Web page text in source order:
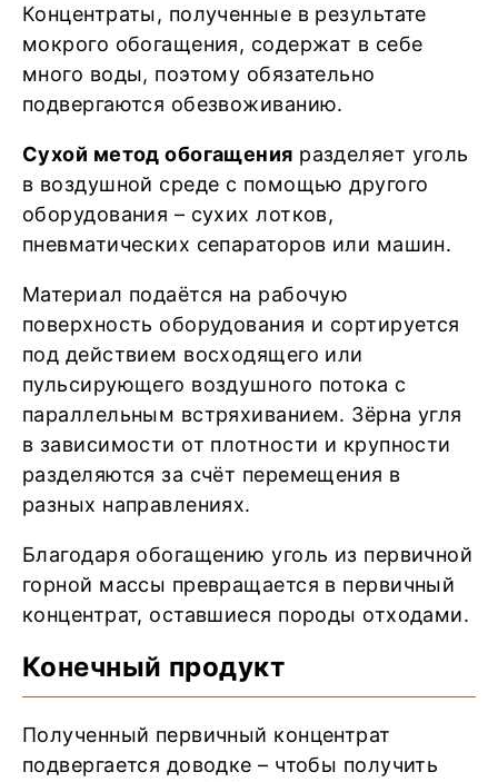
Концентраты, полученные в результате
мокрого обогащения, содержат в себе
много воды, поэтому обязательно
подвергаются обезвоживанию.
Сухой метод обогащения разделяет уголь
в воздушной среде с помощью другого
оборудования – сухих лотков,
пневматических сепараторов или машин.
Материал подаётся на рабочую
поверхность оборудования и сортируется
под действием восходящего или
пульсирующего воздушного потока с
параллельным встряхиванием. Зёрна угля
в зависимости от плотности и крупности
разделяются за счёт перемещения в
разных направлениях.
Благодаря обогащению уголь из первичной
горной массы превращается в первичный
концентрат, оставшиеся породы отходами.
Конечный продукт
Полученный первичный концентрат
подвергается доводке – чтобы получить